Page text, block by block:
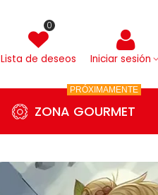
0
Lista de deseos Iniciar sesión
ZONA GOURMET
PRÓXIMAMENTE